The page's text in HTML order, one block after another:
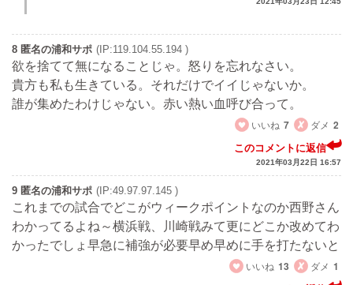
8 匿名の浦和サポ (IP:119.104.55.194 )
欲を捨てて無になることじゃ。怒りを忘れなさい。
貴方も私も生きている。それだけでイイじゃないか。
誰が集めたわけじゃない。赤い熱い血呼び合って。
いいね 7 ダメ 2
このコメントに返信
2021年03月22日 16:57
9 匿名の浦和サポ (IP:49.97.97.145 )
これまでの試合でどこがウィークポイントなのか西野さん
わかってるよね～横浜戦、川崎戦みて更にどこか改めてわ
かったでしょ早急に補強が必要早め早めに手を打たないと
いいね 13 ダメ 1